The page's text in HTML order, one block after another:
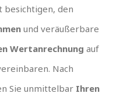
besichtigen, den
und veräußerbare
Wertanrechnung auf
Nach
Sie unmittelbar Ihren